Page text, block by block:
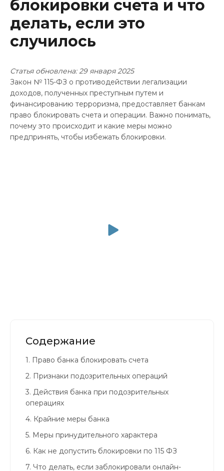
Контакты
блокировки счета и что
делать, если это
случилось
Статья обновлена: 29 января 2025
Закон № 115-ФЗ о противодействии легализации
доходов, полученных преступным путем и
финансированию терроризма, предоставляет банкам
право блокировать счета и операции. Важно понимать,
почему это происходит и какие меры можно
предпринять, чтобы избежать блокировки.
Содержание
1. Право банка блокировать счета
2. Признаки подозрительных операций
3. Действия банка при подозрительных
операциях
4. Крайние меры банка
5. Меры принудительного характера
6. Как не допустить блокировки по 115 ФЗ
7. Что делать, если заблокировали онлайн-